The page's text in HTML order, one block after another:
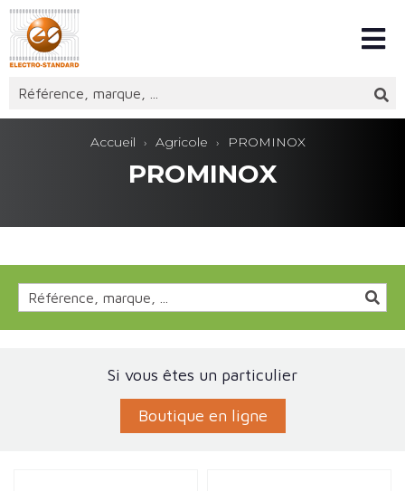
Accueil Agricole PROMINOX
PROMINOX
Si vous êtes un particulier
Boutique en ligne